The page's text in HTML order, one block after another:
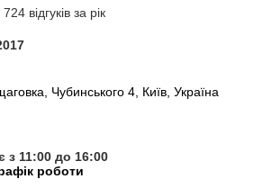
відгуків за рік
Чубинського 4, Київ, Україна
з 11:00 до 16:00
роботи